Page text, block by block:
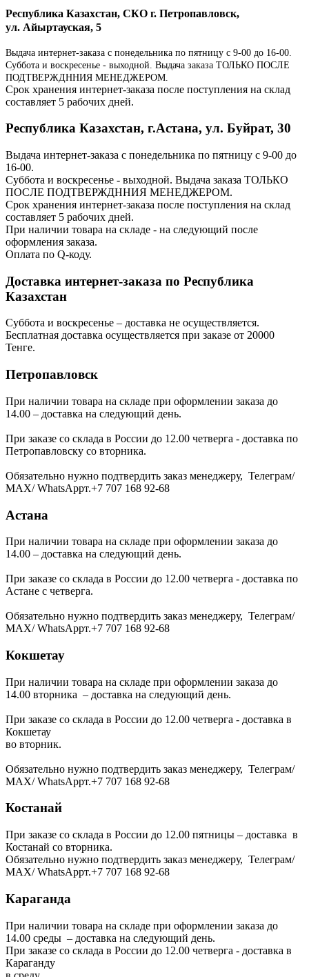
Республика Казахстан, СКО г. Петропавловск,
ул. Айыртауская, 5
Выдача интернет-заказа с понедельника по пятницу с 9-00 до 16-00.
Суббота и воскресенье - выходной. Выдача заказа ТОЛЬКО ПОСЛЕ
ПОДТВЕРЖДННИЯ МЕНЕДЖЕРОМ.
Срок хранения интернет-заказа после поступления на склад
составляет 5 рабочих дней.
Республика Казахстан, г.Астана, ул. Буйрат, 30
Выдача интернет-заказа с понедельника по пятницу с 9-00 до
16-00.
Суббота и воскресенье - выходной. Выдача заказа ТОЛЬКО
ПОСЛЕ ПОДТВЕРЖДННИЯ МЕНЕДЖЕРОМ.
Срок хранения интернет-заказа после поступления на склад
составляет 5 рабочих дней.
При наличии товара на складе - на следующий после
оформления заказа.
Оплата по Q-коду.
Доставка интернет-заказа по Республика
Казахстан
Суббота и воскресенье – доставка не осуществляется.
Бесплатная доставка осуществляется при заказе от 20000
Тенге.
Петропавловск
При наличии товара на складе при оформлении заказа до
14.00 – доставка на следующий день.
При заказе со склада в России до 12.00 четверга - доставка по
Петропавловску со вторника.
Обязательно нужно подтвердить заказ менеджеру, Телеграм/
МАХ/ WhatsAppт.+7 707 168 92-68
Астана
При наличии товара на складе при оформлении заказа до
14.00 – доставка на следующий день.
При заказе со склада в России до 12.00 четверга - доставка по
Астане с четверга.
Обязательно нужно подтвердить заказ менеджеру, Телеграм/
МАХ/ WhatsAppт.+7 707 168 92-68
Кокшетау
При наличии товара на складе при оформлении заказа до
14.00 вторника – доставка на следующий день.
При заказе со склада в России до 12.00 четверга - доставка в
Кокшетау
во вторник.
Обязательно нужно подтвердить заказ менеджеру, Телеграм/
МАХ/ WhatsAppт.+7 707 168 92-68
Костанай
При заказе со склада в России до 12.00 пятницы – доставка в
Костанай со вторника.
Обязательно нужно подтвердить заказ менеджеру, Телеграм/
МАХ/ WhatsAppт.+7 707 168 92-68
Караганда
При наличии товара на складе при оформлении заказа до
14.00 среды – доставка на следующий день.
При заказе со склада в России до 12.00 четверга - доставка в
Караганду